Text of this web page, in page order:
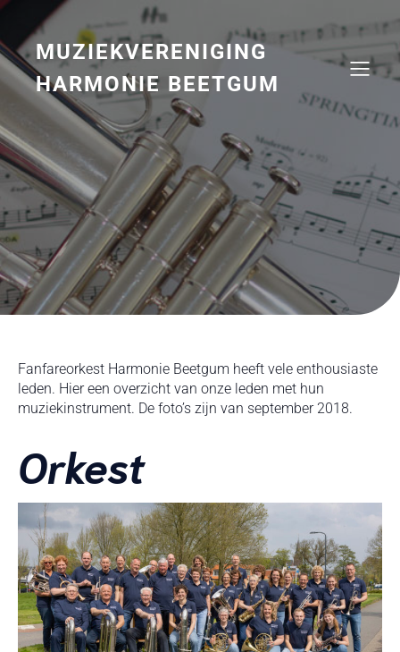
Naar
inhoud
springenMUZIEKVERENIGING
HARMONIE BEETGUM
Fanfareorkest Harmonie Beetgum heeft vele enthousiaste
leden. Hier een overzicht van onze leden met hun
muziekinstrument. De foto’s zijn van september 2018.
Orkest